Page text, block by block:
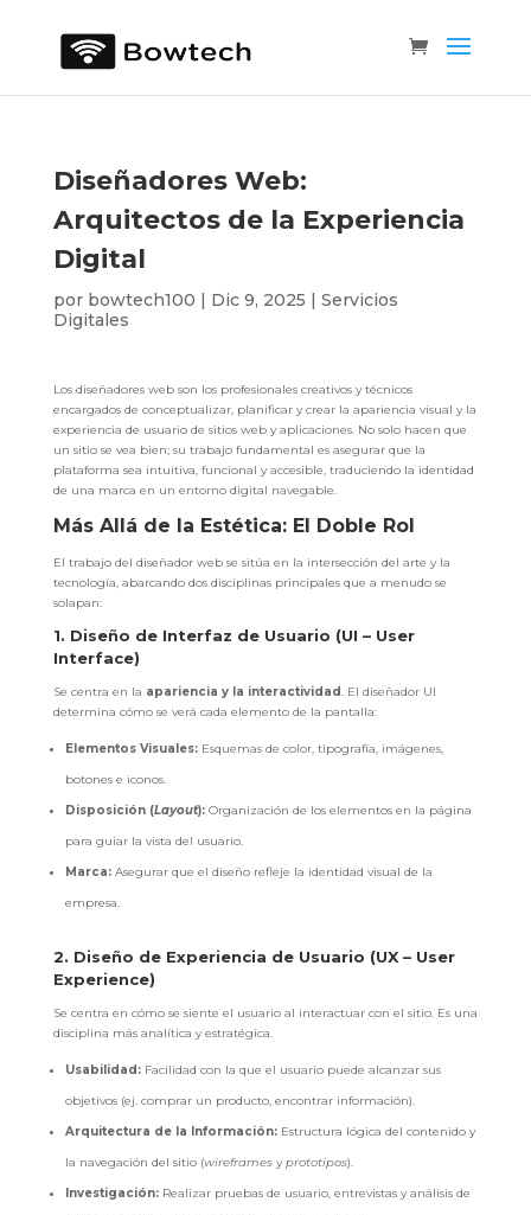
Diseñadores Web:
Arquitectos de la Experiencia
Digital
por bowtech100 | Dic 9, 2025 | Servicios
Digitales
Los diseñadores web son los profesionales creativos y técnicos
encargados de conceptualizar, planificar y crear la apariencia visual y la
experiencia de usuario de sitios web y aplicaciones. No solo hacen que
un sitio se vea bien; su trabajo fundamental es asegurar que la
plataforma sea intuitiva, funcional y accesible, traduciendo la identidad
de una marca en un entorno digital navegable.
Más Allá de la Estética: El Doble Rol
El trabajo del diseñador web se sitúa en la intersección del arte y la
tecnología, abarcando dos disciplinas principales que a menudo se
solapan:
1. Diseño de Interfaz de Usuario (UI – User
Interface)
Se centra en la apariencia y la interactividad. El diseñador UI
determina cómo se verá cada elemento de la pantalla:
Elementos Visuales:Esquemas de color, tipografía, imágenes,
botones e iconos.
Disposición (Layout):Organización de los elementos en la página
para guiar la vista del usuario.
Marca:Asegurar que el diseño refleje la identidad visual de la
empresa.
2. Diseño de Experiencia de Usuario (UX – User
Experience)
Se centra en cómo se siente el usuario al interactuar con el sitio. Es una
disciplina más analítica y estratégica.
Usabilidad:Facilidad con la que el usuario puede alcanzar sus
objetivos (ej. comprar un producto, encontrar información).
Arquitectura de la Información:Estructura lógica del contenido y
la navegación del sitio (wireframesyprototipos).
Investigación:Realizar pruebas de usuario, entrevistas y análisis de